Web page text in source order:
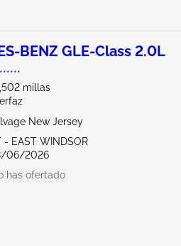
BENZ GLE-Class 2.0L
millas
New Jersey
- EAST WINDSOR
06/2026
has ofertado